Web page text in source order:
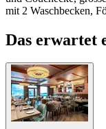
mit 2 Waschbecken,
Das erwartet